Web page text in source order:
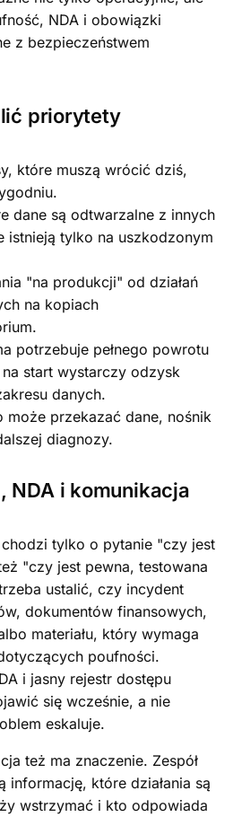
NDA i obowiązki
z bezpieczeństwem
priorytety
które muszą wrócić dziś,
dane są odtwarzalne z innych
istnieją tylko na uszkodzonym
"na produkcji" od działań
na kopiach
potrzebuje pełnego powrotu
start wystarczy odzysk
danych.
może przekazać dane, nośnik
diagnozy.
NDA i komunikacja
tylko o pytanie "czy jest
"czy jest pewna, testowana
ustalić, czy incydent
dokumentów finansowych,
materiału, który wymaga
poufności.
i jasny rejestr dostępu
się wcześnie, a nie
eskaluje.
też ma znaczenie. Zespół
informację, które działania są
wstrzymać i kto odpowiada